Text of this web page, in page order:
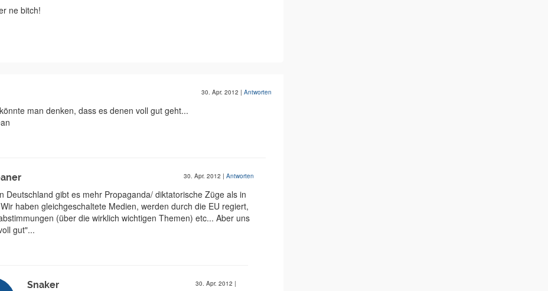
ne bitch!
30. Apr. 2012 | Antworten
man denken, dass es denen voll gut geht...
30. Apr. 2012 | Antworten
Deutschland gibt es mehr Propaganda/ diktatorische Züge als in
haben gleichgeschaltete Medien, werden durch die EU regiert,
(über die wirklich wichtigen Themen) etc... Aber uns
gut"...
Snaker 30. Apr. 2012 |